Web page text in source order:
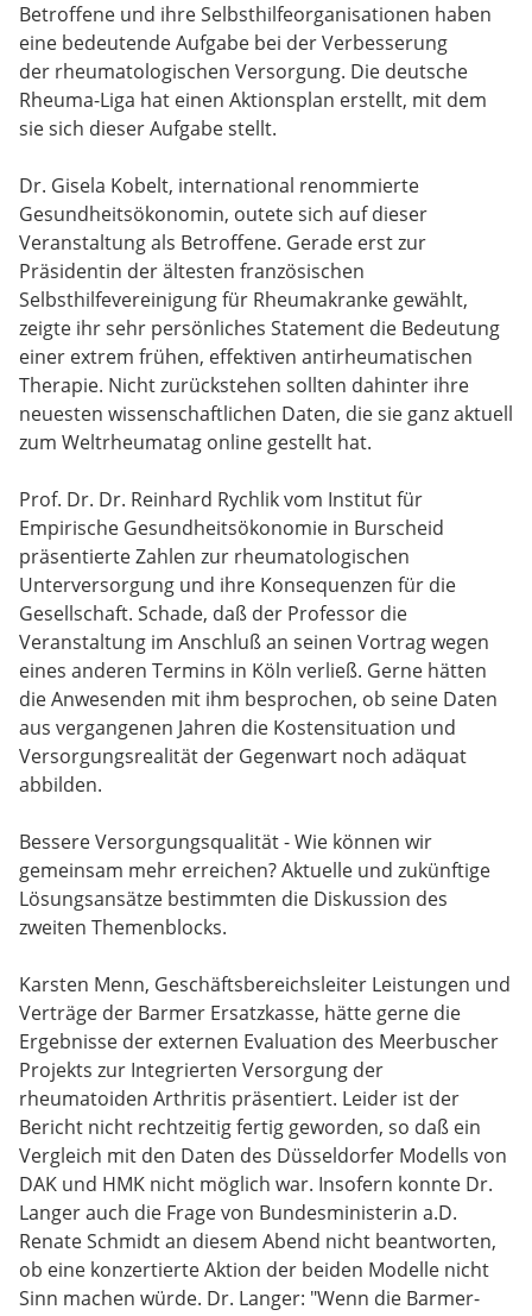
Betroffene und ihre Selbsthilfeorganisationen haben
eine bedeutende Aufgabe bei der Verbesserung
der rheumatologischen Versorgung. Die deutsche
Rheuma-Liga hat einen Aktionsplan erstellt, mit dem
sie sich dieser Aufgabe stellt.
Dr. Gisela Kobelt, international renommierte
Gesundheitsökonomin, outete sich auf dieser
Veranstaltung als Betroffene. Gerade erst zur
Präsidentin der ältesten französischen
Selbsthilfevereinigung für Rheumakranke gewählt,
zeigte ihr sehr persönliches Statement die Bedeutung
einer extrem frühen, effektiven antirheumatischen
Therapie. Nicht zurückstehen sollten dahinter ihre
neuesten wissenschaftlichen Daten, die sie ganz aktuell
zum Weltrheumatag online gestellt hat.
Prof. Dr. Dr. Reinhard Rychlik vom Institut für
Empirische Gesundheitsökonomie in Burscheid
präsentierte Zahlen zur rheumatologischen
Unterversorgung und ihre Konsequenzen für die
Gesellschaft. Schade, daß der Professor die
Veranstaltung im Anschluß an seinen Vortrag wegen
eines anderen Termins in Köln verließ. Gerne hätten
die Anwesenden mit ihm besprochen, ob seine Daten
aus vergangenen Jahren die Kostensituation und
Versorgungsrealität der Gegenwart noch adäquat
abbilden.
Bessere Versorgungsqualität - Wie können wir
gemeinsam mehr erreichen? Aktuelle und zukünftige
Lösungsansätze bestimmten die Diskussion des
zweiten Themenblocks.
Karsten Menn, Geschäftsbereichsleiter Leistungen und
Verträge der Barmer Ersatzkasse, hätte gerne die
Ergebnisse der externen Evaluation des Meerbuscher
Projekts zur Integrierten Versorgung der
rheumatoiden Arthritis präsentiert. Leider ist der
Bericht nicht rechtzeitig fertig geworden, so daß ein
Vergleich mit den Daten des Düsseldorfer Modells von
DAK und HMK nicht möglich war. Insofern konnte Dr.
Langer auch die Frage von Bundesministerin a.D.
Renate Schmidt an diesem Abend nicht beantworten,
ob eine konzertierte Aktion der beiden Modelle nicht
Sinn machen würde. Dr. Langer: "Wenn die Barmer-